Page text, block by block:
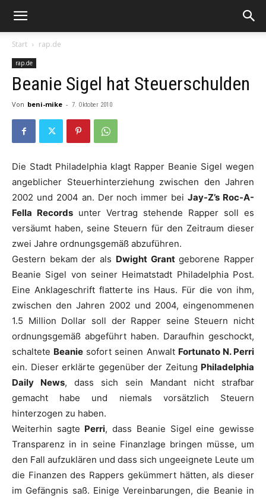
Start rap.de
rap.de
Beanie Sigel hat Steuerschulden
Von beni-mike - 7. Oktober 2010
Die Stadt Philadelphia klagt Rapper Beanie Sigel wegen
angeblicher Steuerhinterziehung zwischen den Jahren
2002 und 2004 an. Der noch immer beiJay-Z’s Roc-A-
Fella Records unter Vertrag stehende Rapper soll es
versäumt haben, seine Steuern für den Zeitraum dieser
zwei Jahre ordnungsgemäß abzuführen.
Gestern bekam der als Dwight Grantgeborene Rapper
Beanie Sigel von seiner Heimatstadt Philadelphia Post.
Eine Anklageschrift flatterte ins Haus. Für die von ihm,
zwischen den Jahren 2002 und 2004, eingenommenen
1.5 Million Dollar soll der Rapper seine Steuern nicht
ordnungsgemäß abgeführt haben. Daraufhin geschockt,
schaltete Beanie sofort seinen Anwalt Fortunato N. Perri
ein. Dieser erklärte gegenüber der Zeitung Philadelphia
Daily News, dass sich sein Mandant nicht strafbar
gemacht habe und niemals vorsätzlich Steuern
hinterzogen zu haben.
Weiterhin sagte Perri, dass Beanie Sigel eine gewisse
Transparenz in in seine Finanzlage bringen müsse, um
den Fall aufzuklären und dass sich ungeeignete Leute um
die Finanzen des Rappers gekümmert hätten, als dieser
im Gefängnis saß. Einige Vereinbarungen, die Beanie in